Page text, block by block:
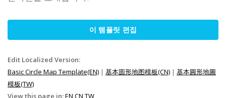
이 템플릿 편집
Edit Localized Version:
Basic Circle Map Template(EN) | 基本圆形地图模板(CN) | 基本圓形地圖
模板(TW)
View this page in:EN CN TW